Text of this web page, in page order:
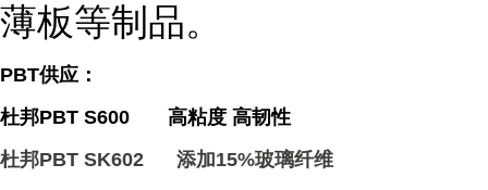
薄板等制品。
PBT供应：
杜邦PBT S600 高粘度 高韧性
杜邦PBT SK602 添加15%玻璃纤维